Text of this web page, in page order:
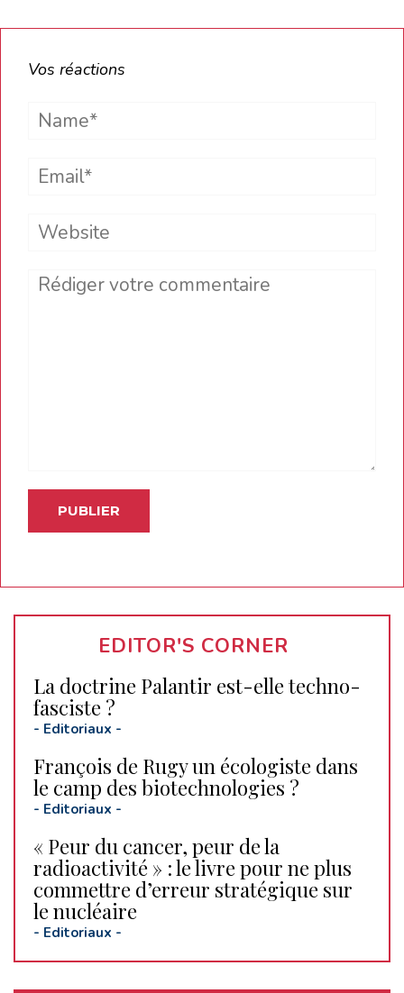
Vos réactions
Name*
Email*
Website
Comment
EDITOR'S CORNER
La doctrine Palantir est-elle techno-
fasciste ?
- Editoriaux -
François de Rugy un écologiste dans
le camp des biotechnologies ?
- Editoriaux -
« Peur du cancer, peur de la
radioactivité » : le livre pour ne plus
commettre d’erreur stratégique sur
le nucléaire
- Editoriaux -